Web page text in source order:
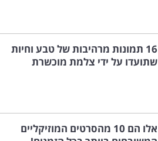
16 תמונות מרהיבות של טבע וחיות
שתועדו על ידי צלמת מוכשרת
אלו הם 10 מהסרטים המוזיקליים